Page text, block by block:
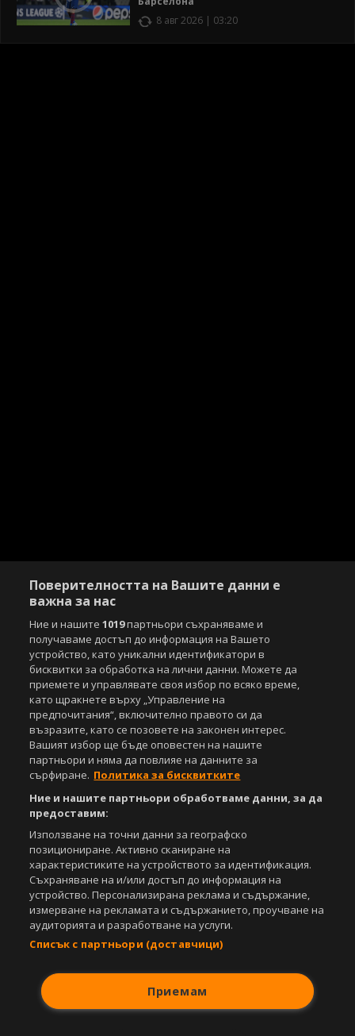
8 авг 2026 | 03:20
Copyright © 2007-2026 Агенция Спортал. Всички права запазени.
Този уебсайт е собственост наSportal Media Group
За нас Екип За рекламa
Общи условия
Етични правила на НСС
Управление на предпочитания
под закрила на Закона за авторското право и сродните му права.
Всички статии, репортажи, интервюта и други текстови, графични и
видео материали, публикувани в сайта, са собственост на Агенция
Спортал, освен ако изрично е посочено друго. Допуска се
публикуване на текстови материали само след писмено съгласие на
Агенция Спортал, посочване на източника и добавяне на линк към
www.sportal.bg. Използването на графични и видео материали,
публикувани в сайта, е строго забранено. Нарушителите ще бъдат
санкционирани с цялата строгост на закона.
СвалиБЕЗПЛАТНОТОприложение за:
Android
Powered by:
Поверителността на Вашите данни е
важна за нас
Ние и нашите1019партньори съхраняваме и
получаваме достъп до информация на Вашето
устройство, като уникални идентификатори в
бисквитки за обработка на лични данни. Можете да
приемете и управлявате своя избор по всяко време,
като щракнете върху „Управление на
предпочитания“, включително правото си да
възразите, като се позовете на законен интерес.
Вашият избор ще бъде оповестен на нашите
партньори и няма да повлияе на данните за
сърфиране. Политика за бисквитките
Ние и нашите партньори обработваме данни, за да
предоставим:
Използване на точни данни за географско
позициониране. Активно сканиране на
характеристиките на устройството за идентификация.
Съхраняване на и/или достъп до информация на
устройство. Персонализирана реклама и съдържание,
измерване на рекламата и съдържанието, проучване на
аудиторията и разработване на услуги.
Списък с партньори (доставчици)
Приемам